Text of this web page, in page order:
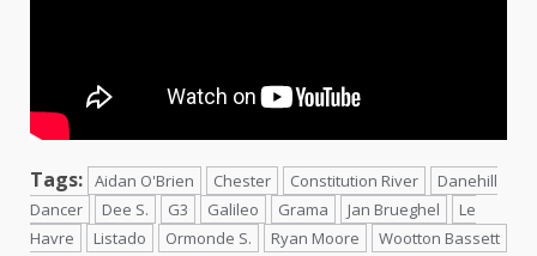
Tags: Aidan O'Brien Chester Constitution River
Danehill
Dancer
Dee S. G3 Galileo Grama Jan Brueghel
Le
Havre
Listado Ormonde S. Ryan Moore Wootton Bassett